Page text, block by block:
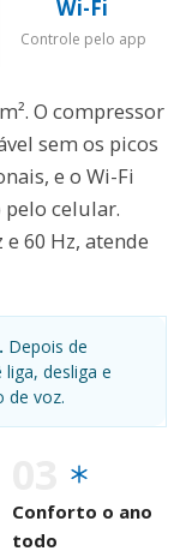
Wi-Fi
Controle pelo app
O compressor
sem os picos
e o Wi-Fi
celular.
60 Hz, atende
Depois de
desliga e
de voz.
Conforto o ano
todo